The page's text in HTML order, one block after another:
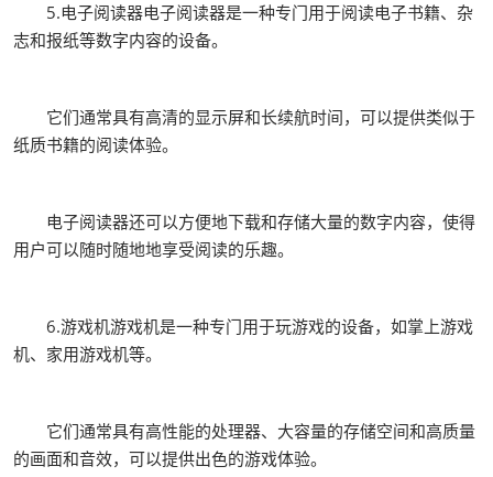
5.电子阅读器电子阅读器是一种专门用于阅读电子书籍、杂
志和报纸等数字内容的设备。
它们通常具有高清的显示屏和长续航时间，可以提供类似于
纸质书籍的阅读体验。
电子阅读器还可以方便地下载和存储大量的数字内容，使得
用户可以随时随地地享受阅读的乐趣。
6.游戏机游戏机是一种专门用于玩游戏的设备，如掌上游戏
机、家用游戏机等。
它们通常具有高性能的处理器、大容量的存储空间和高质量
的画面和音效，可以提供出色的游戏体验。